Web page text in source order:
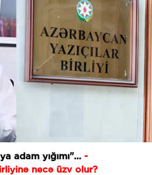
adam yığımı"... -
necə üzv olur?